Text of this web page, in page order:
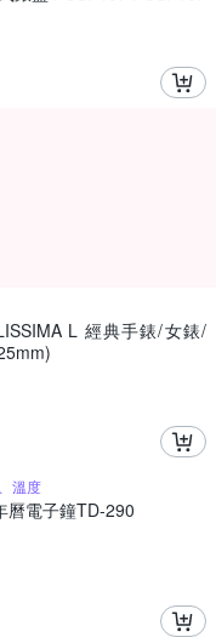
L 經典手錶/女錶/
溫度
曆電子鐘TD-290